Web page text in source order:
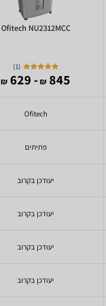
Ofitech NU2312MCC
(
1
)
845
₪
- 629
₪
Ofitech
פתיתים
יעודכן בקרוב
יעודכן בקרוב
יעודכן בקרוב
יעודכן בקרוב